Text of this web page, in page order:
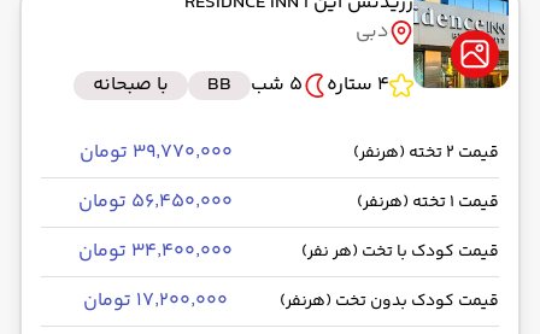
دبی
4 ستاره
5 شب BB با صبحانه
قیمت 2 تخته (هرنفر) ۳۹٬۷۷۰٬۰۰۰ تومان
قیمت 1 تخته (هرنفر) ۵۶٬۴۵۰٬۰۰۰ تومان
قیمت کودک با تخت (هر نفر) ۳۴٬۴۰۰٬۰۰۰ تومان
قیمت کودک بدون تخت (هرنفر) ۱۷٬۲۰۰٬۰۰۰ تومان